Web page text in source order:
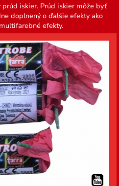
prúd iskier. Prúd iskier môže byť
doplnený o ďalšie efekty ako
efekty.